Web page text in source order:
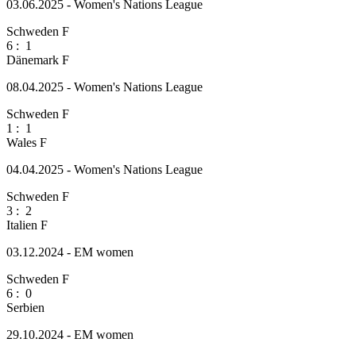
03.06.2025 - Women's Nations League
Schweden F
6 : 1
Dänemark F
08.04.2025 - Women's Nations League
Schweden F
1 : 1
Wales F
04.04.2025 - Women's Nations League
Schweden F
3 : 2
Italien F
03.12.2024 - EM women
Schweden F
6 : 0
Serbien
29.10.2024 - EM women